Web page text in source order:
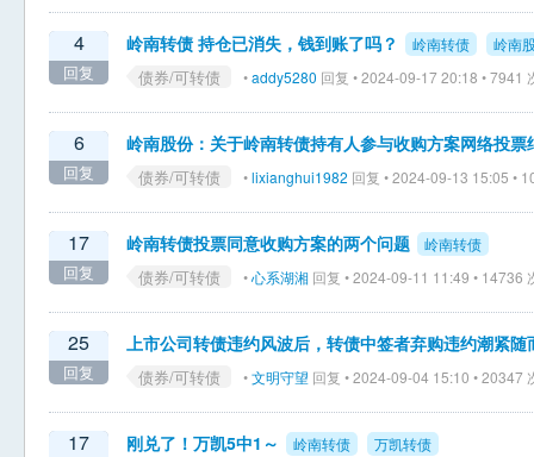
4
回复
岭南转债 持仓已消失，钱到账了吗？ 岭南转债 岭南
债券/可转债 •addy5280 回复 • 2024-09-17 20:18 • 7941
6
回复
岭南股份：关于岭南转债持有人参与收购方案网络投票
债券/可转债 •lixianghui1982 回复 • 2024-09-13 15:05 •
17
回复
岭南转债投票同意收购方案的两个问题 岭南转债
债券/可转债 •心系湖湘 回复 • 2024-09-11 11:49 • 14736
25
回复
上市公司转债违约风波后，转债中签者弃购违约潮紧随
债券/可转债 •文明守望 回复 • 2024-09-04 15:10 • 20347
17 刚兑了！万凯5中1～ 岭南转债 万凯转债